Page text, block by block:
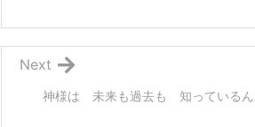
神様は 未来も過去も 知っているん
Next